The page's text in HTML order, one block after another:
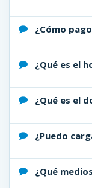
¿Cómo
¿Qué es el
¿Qué es el
¿Puedo
¿Qué